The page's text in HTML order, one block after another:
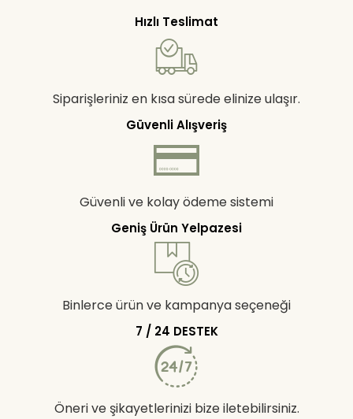
Hızlı Teslimat
Siparişleriniz en kısa sürede elinize ulaşır.
Güvenli Alışveriş
Güvenli ve kolay ödeme sistemi
Geniş Ürün Yelpazesi
Binlerce ürün ve kampanya seçeneği
7 / 24 DESTEK
Öneri ve şikayetlerinizi bize iletebilirsiniz.